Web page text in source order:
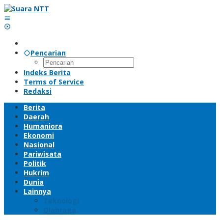
Lewati
ke
konten
Pencarian
Indeks Berita
Terms of Service
Redaksi
Berita
Daerah
Humaniora
Ekonomi
Nasional
Pariwisata
Politik
Hukrim
Dunia
Lainnya
Teknologi
Olahraga